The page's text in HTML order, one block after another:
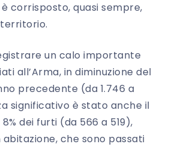
corrisposto, quasi sempre,
un calo importante
all’Arma, in diminuzione del
precedente (da 1.746 a
significativo è stato anche il
dei furti (da 566 a 519),
che sono passati